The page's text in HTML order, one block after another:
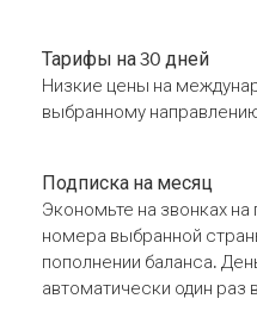
Тарифы на 30 дней
Низкие цены на
выбранному
Подписка на месяц
Экономьте на звонках
номера выбранной
пополнении баланса.
автоматически один раз